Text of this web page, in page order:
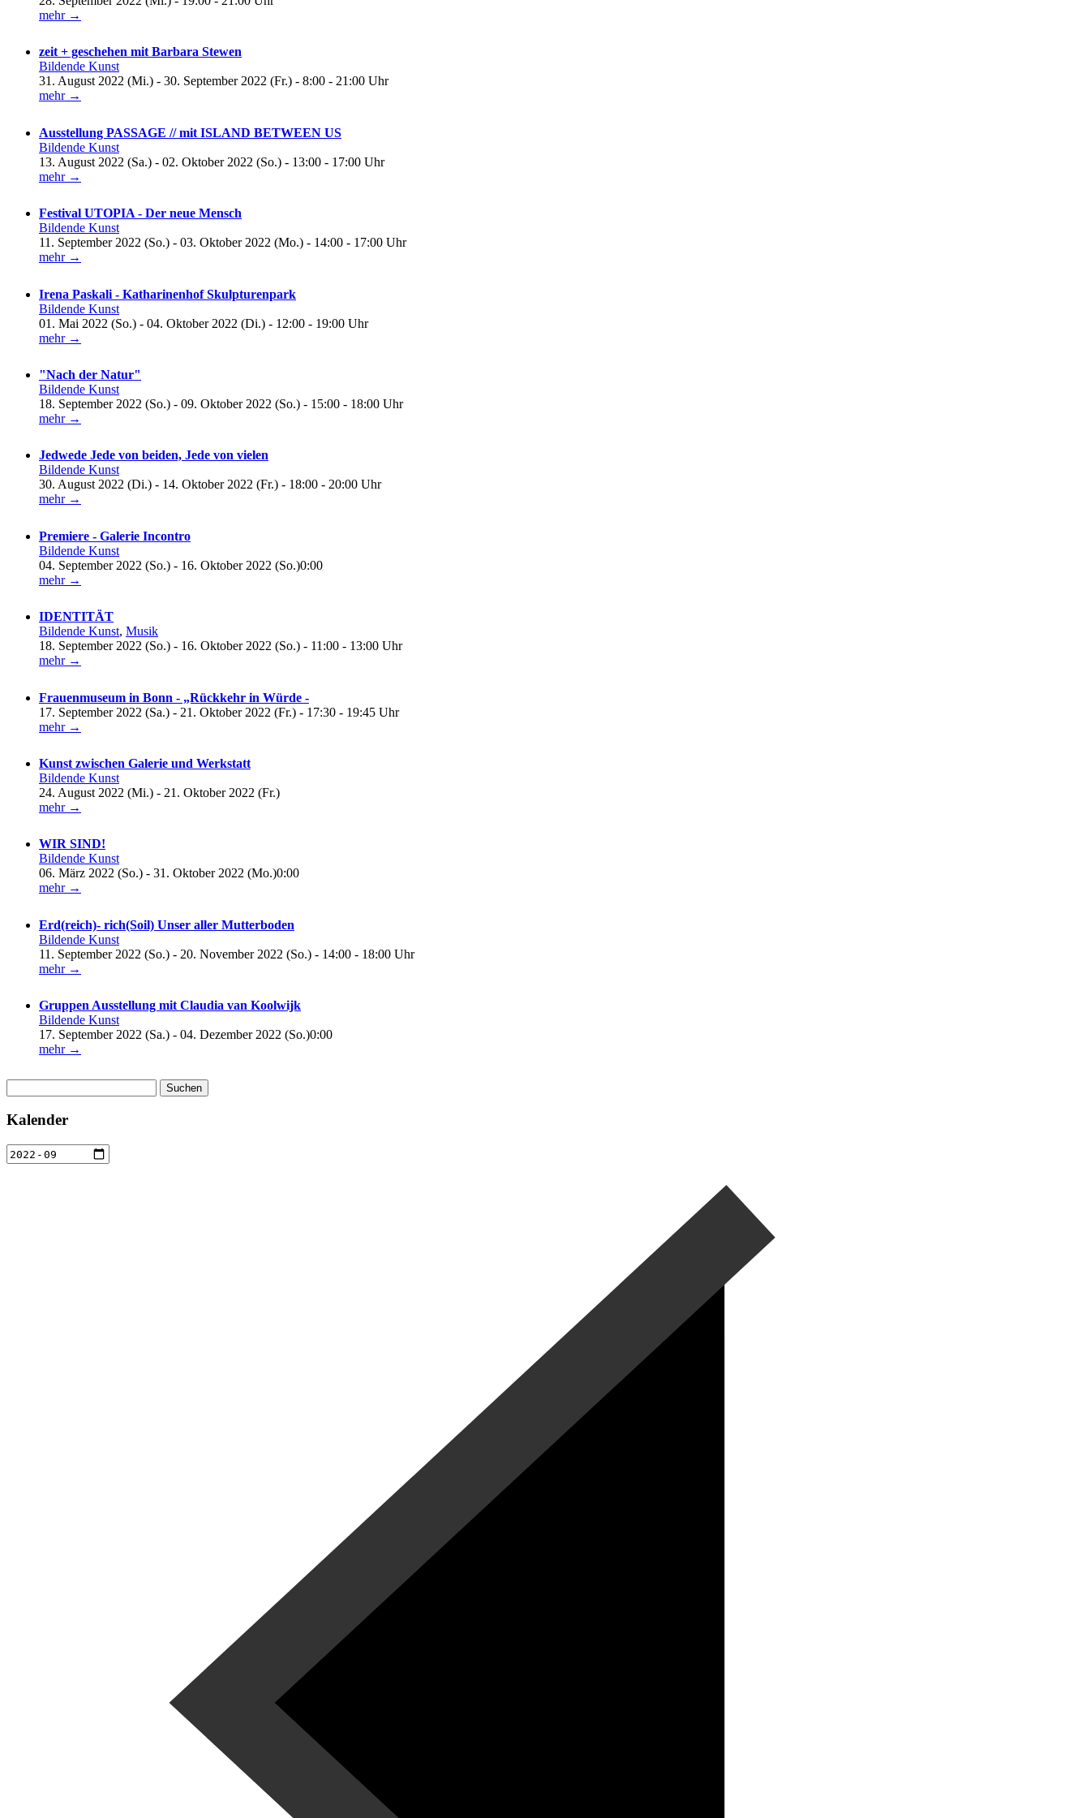
mehr →
zeit + geschehen mit Barbara Stewen
Bildende Kunst
31. August 2022 (Mi.) - 30. September 2022 (Fr.) - 8:00 - 21:00 Uhr
mehr →
Ausstellung PASSAGE // mit ISLAND BETWEEN US
Bildende Kunst
13. August 2022 (Sa.) - 02. Oktober 2022 (So.) - 13:00 - 17:00 Uhr
mehr →
Festival UTOPIA - Der neue Mensch
Bildende Kunst
11. September 2022 (So.) - 03. Oktober 2022 (Mo.) - 14:00 - 17:00 Uhr
mehr →
Irena Paskali - Katharinenhof Skulpturenpark
Bildende Kunst
01. Mai 2022 (So.) - 04. Oktober 2022 (Di.) - 12:00 - 19:00 Uhr
mehr →
"Nach der Natur"
Bildende Kunst
18. September 2022 (So.) - 09. Oktober 2022 (So.) - 15:00 - 18:00 Uhr
mehr →
Jedwede Jede von beiden, Jede von vielen
Bildende Kunst
30. August 2022 (Di.) - 14. Oktober 2022 (Fr.) - 18:00 - 20:00 Uhr
mehr →
Premiere - Galerie Incontro
Bildende Kunst
04. September 2022 (So.) - 16. Oktober 2022 (So.)0:00
mehr →
IDENTITÄT
Bildende Kunst, Musik
18. September 2022 (So.) - 16. Oktober 2022 (So.) - 11:00 - 13:00 Uhr
mehr →
Frauenmuseum in Bonn - „Rückkehr in Würde -
17. September 2022 (Sa.) - 21. Oktober 2022 (Fr.) - 17:30 - 19:45 Uhr
mehr →
Kunst zwischen Galerie und Werkstatt
Bildende Kunst
24. August 2022 (Mi.) - 21. Oktober 2022 (Fr.)
mehr →
WIR SIND!
Bildende Kunst
06. März 2022 (So.) - 31. Oktober 2022 (Mo.)0:00
mehr →
Erd(reich)- rich(Soil) Unser aller Mutterboden
Bildende Kunst
11. September 2022 (So.) - 20. November 2022 (So.) - 14:00 - 18:00 Uhr
mehr →
Gruppen Ausstellung mit Claudia van Koolwijk
Bildende Kunst
17. September 2022 (Sa.) - 04. Dezember 2022 (So.)0:00
mehr →
nach:
Kalender